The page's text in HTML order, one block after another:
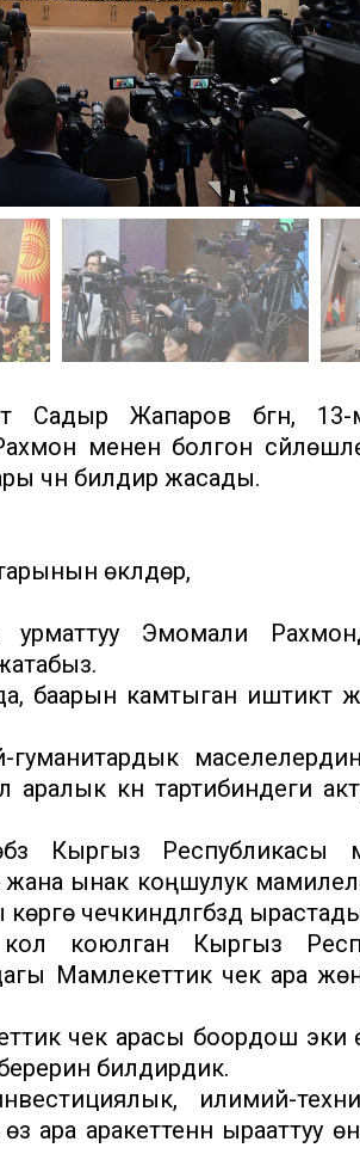
Садыр Жапаров бүгүн, 13-
менен болгон
билдирүү жасады.
өкүлдөрү,
урматтуу Эмомали
баарын камтыган иштиктүү
күн тартибиндеги
Кыргыз Республикасы
жана ынак коңшулук
чечкиндүүлүгүбүздү
коюлган Кыргыз
Мамлекеттик чек ара
чек арасы боордош эки
берерин билдирдик.
илимий-
ырааттуу